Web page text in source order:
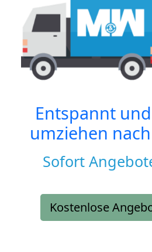
Entspannt
umziehen nach
Sofort
Kostenlose